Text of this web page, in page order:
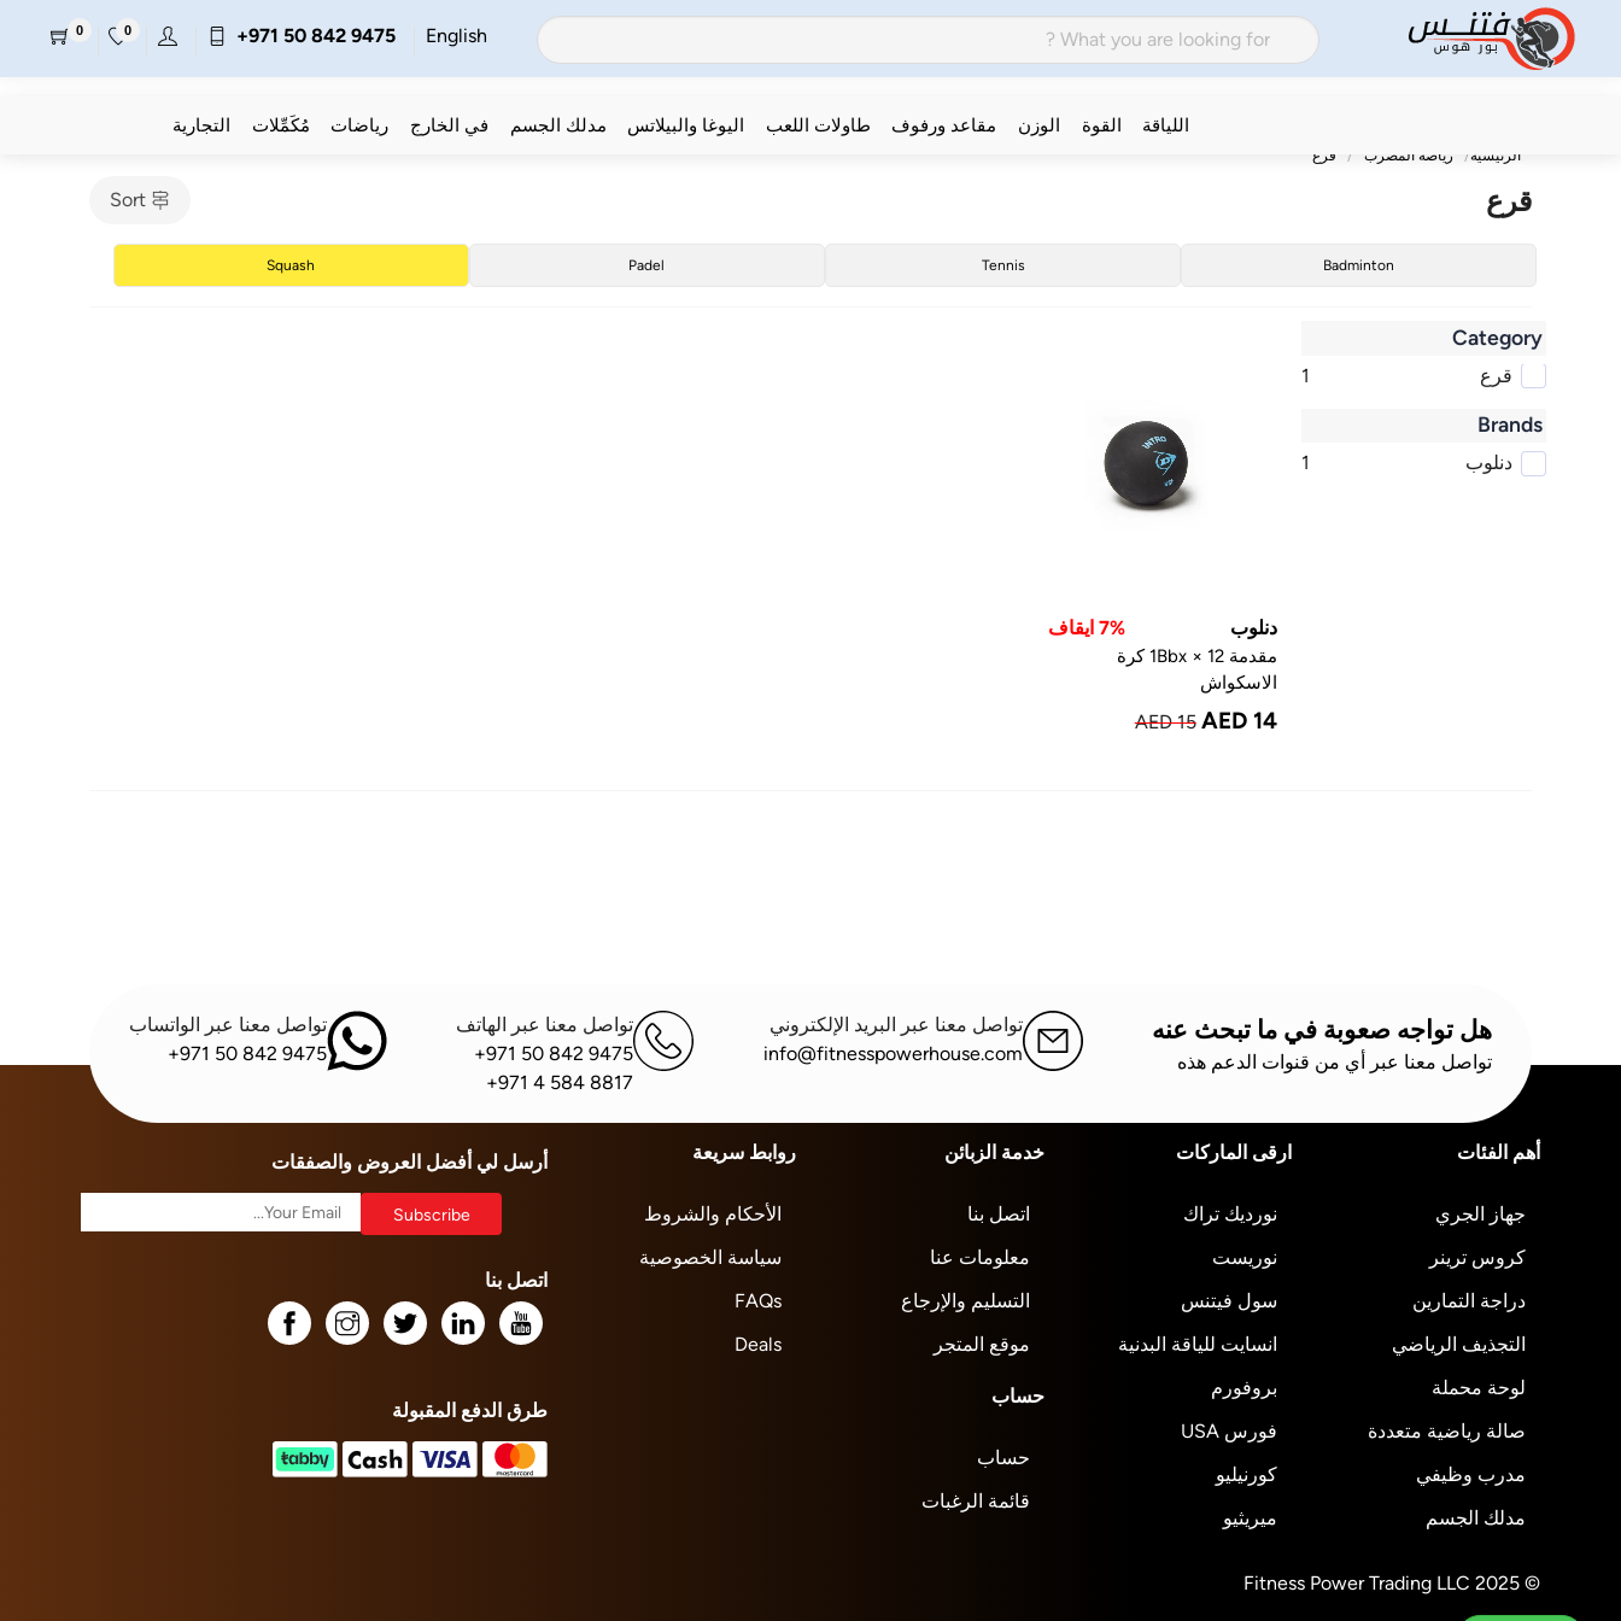
English
+971 50 842 9475
0
0
اللياقة القوة الوزن مقاعد ورفوف طاولات اللعب اليوغا والبيلاتس مدلك الجسم في الخارج رياضات مُكَمِّلات التجارية
الرئيسية رياضة المضرب قرع
قرع Sort
Badminton
Tennis
Padel
Squash
Category
قرع 1
Brands
دنلوب 1
دنلوب 7% ايقاف
مقدمة 12 × 1Bbx كرة
الاسكواش
AED 15 AED 14
هل تواجه صعوبة في ما تبحث عنه
تواصل معنا عبر أي من قنوات الدعم هذه
تواصل معنا عبر البريد الإلكتروني
info@fitnesspowerhouse.com
تواصل معنا عبر الهاتف
+971 50 842 9475
+971 4 584 8817
تواصل معنا عبر الواتساب
+971 50 842 9475
أهم الفئات
جهاز الجري
كروس ترينر
دراجة التمارين
التجذيف الرياضي
لوحة محملة
صالة رياضية متعددة
مدرب وظيفي
مدلك الجسم
ارقى الماركات
نورديك تراك
نوريست
سول فيتنس
انسايت للياقة البدنية
بروفورم
فورس USA
كورنيليو
ميريثيو
خدمة الزبائن
اتصل بنا
معلومات عنا
التسليم والإرجاع
موقع المتجر
حساب
حساب
قائمة الرغبات
روابط سريعة
الأحكام والشروط
سياسة الخصوصية
FAQs
Deals
أرسل لي أفضل العروض والصفقات
اتصل بنا
طرق الدفع المقبولة
© 2025 Fitness Power Trading LLC